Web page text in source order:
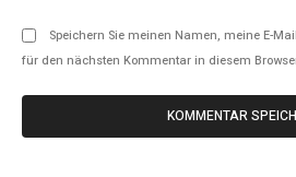
Speichern Sie meinen Namen, meine E-
für den nächsten Kommentar in diesem